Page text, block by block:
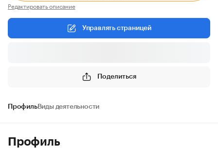
Редактировать описание
Управлять страницей
Поделиться
ПрофильВиды деятельности
Профиль